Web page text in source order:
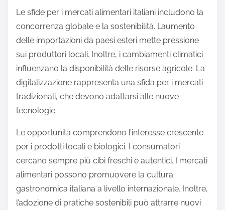
Le sfide per i mercati alimentari italiani includono la
concorrenza globale e la sostenibilità. L’aumento
delle importazioni da paesi esteri mette pressione
sui produttori locali. Inoltre, i cambiamenti climatici
influenzano la disponibilità delle risorse agricole. La
digitalizzazione rappresenta una sfida per i mercati
tradizionali, che devono adattarsi alle nuove
tecnologie.
Le opportunità comprendono l’interesse crescente
per i prodotti locali e biologici. I consumatori
cercano sempre più cibi freschi e autentici. I mercati
alimentari possono promuovere la cultura
gastronomica italiana a livello internazionale. Inoltre,
l’adozione di pratiche sostenibili può attrarre nuovi